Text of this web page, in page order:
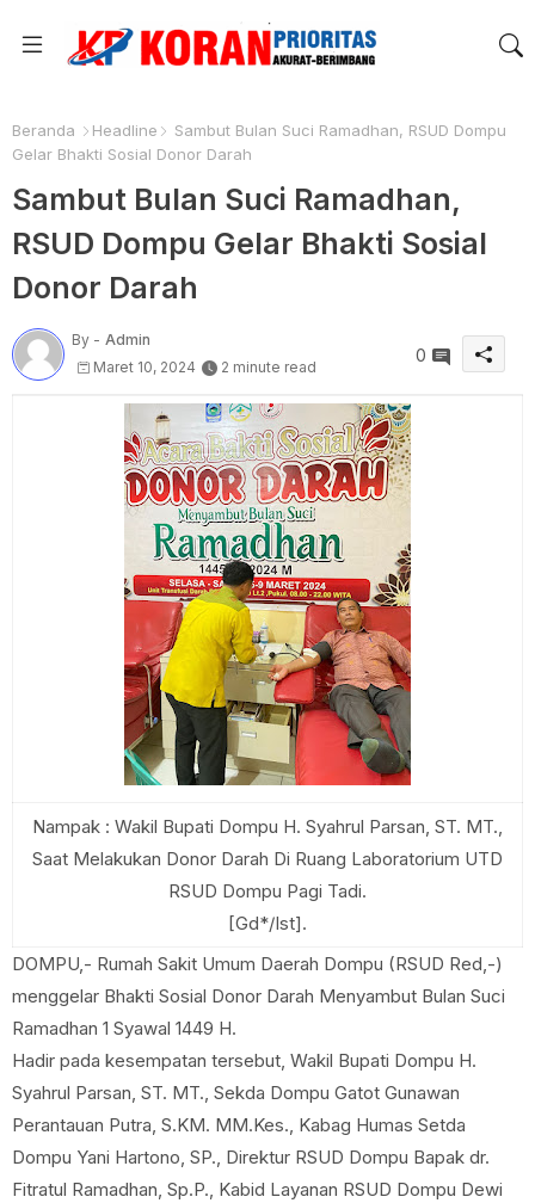
Beranda Headline
Sambut Bulan Suci Ramadhan, RSUD Dompu
Gelar Bhakti Sosial Donor Darah
Sambut Bulan Suci Ramadhan,
RSUD Dompu Gelar Bhakti Sosial
Donor Darah
By - Admin
Maret 10, 2024
2 minute read
0
Nampak : Wakil Bupati Dompu H. Syahrul Parsan, ST. MT.,
Saat Melakukan Donor Darah Di Ruang Laboratorium UTD
RSUD Dompu Pagi Tadi.
[Gd*/Ist].
DOMPU,- Rumah Sakit Umum Daerah Dompu (RSUD Red,-)
menggelar Bhakti Sosial Donor Darah Menyambut Bulan Suci
Ramadhan 1 Syawal 1449 H.
Hadir pada kesempatan tersebut, Wakil Bupati Dompu H.
Syahrul Parsan, ST. MT., Sekda Dompu Gatot Gunawan
Perantauan Putra, S.KM. MM.Kes., Kabag Humas Setda
Dompu Yani Hartono, SP., Direktur RSUD Dompu Bapak dr.
Fitratul Ramadhan, Sp.P., Kabid Layanan RSUD Dompu Dewi